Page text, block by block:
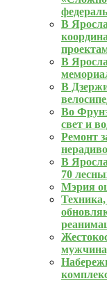
В
В
В
Во
свет и
Ремонт
В
70
Мэрия